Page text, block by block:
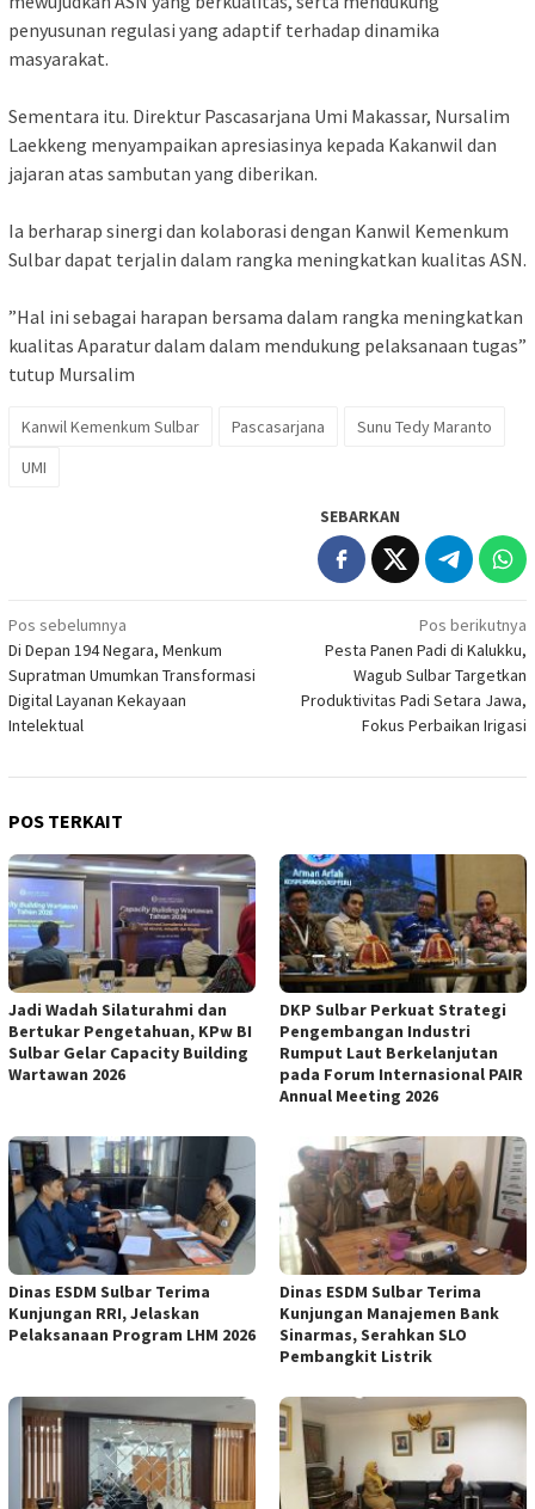
penyusunan regulasi yang adaptif terhadap dinamika
masyarakat.
‎Sementara itu. Direktur Pascasarjana Umi Makassar, Nursalim
Laekkeng menyampaikan apresiasinya kepada Kakanwil dan
jajaran atas sambutan yang diberikan.
‎Ia berharap sinergi dan kolaborasi dengan Kanwil Kemenkum
Sulbar dapat terjalin dalam rangka meningkatkan kualitas ASN.
‎”Hal ini sebagai harapan bersama dalam rangka meningkatkan
kualitas Aparatur dalam dalam mendukung pelaksanaan tugas”
tutup Mursalim
Kanwil Kemenkum Sulbar Pascasarjana
Sunu Tedy Maranto
UMI
SEBARKAN
Navigasi
pos
Pos sebelumnya
Di Depan 194 Negara, Menkum
Supratman Umumkan Transformasi
Digital Layanan Kekayaan
Intelektual
Pos berikutnya
Pesta Panen Padi di Kalukku,
Wagub Sulbar Targetkan
Produktivitas Padi Setara Jawa,
Fokus Perbaikan Irigasi
POS TERKAIT
Jadi Wadah Silaturahmi dan
Bertukar Pengetahuan, KPw BI
Sulbar Gelar Capacity Building
Wartawan 2026
DKP Sulbar Perkuat Strategi
Pengembangan Industri
Rumput Laut Berkelanjutan
pada Forum Internasional PAIR
Annual Meeting 2026
Dinas ESDM Sulbar Terima
Kunjungan RRI, Jelaskan
Pelaksanaan Program LHM 2026
Dinas ESDM Sulbar Terima
Kunjungan Manajemen Bank
Sinarmas, Serahkan SLO
Pembangkit Listrik